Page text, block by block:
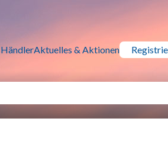
HändlerAktuelles & Aktionen